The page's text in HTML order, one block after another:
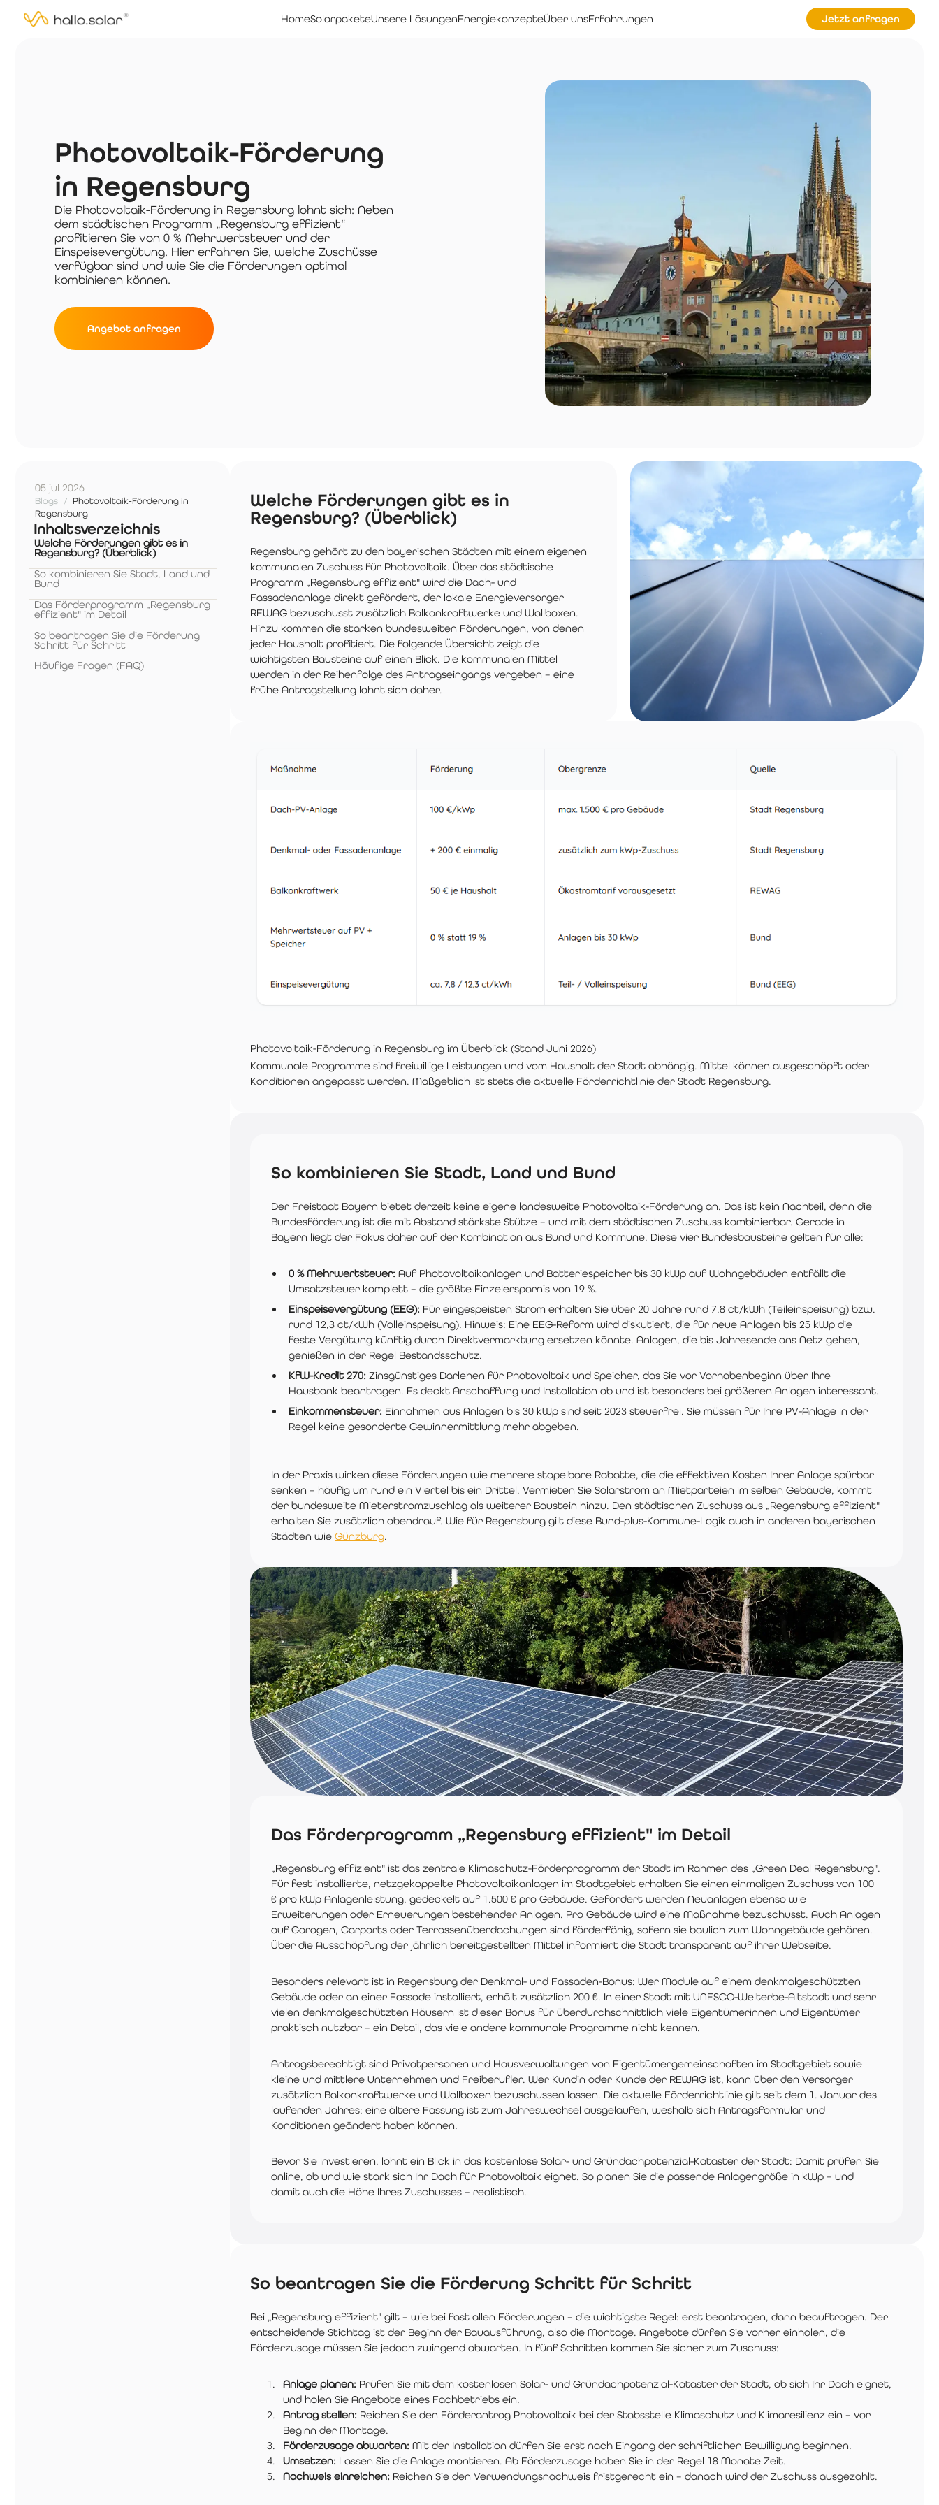
HomeSolarpaketeUnsere LösungenEnergiekonzepteÜber unsErfahrungen Jetzt anfragen
Photovoltaik-Förderung
in Regensburg
Die Photovoltaik-Förderung in Regensburg lohnt sich: Neben
dem städtischen Programm „Regensburg effizient“
profitieren Sie von 0 % Mehrwertsteuer und der
Einspeisevergütung. Hier erfahren Sie, welche Zuschüsse
verfügbar sind und wie Sie die Förderungen optimal
kombinieren können.
Angebot anfragen
05 jul 2026
Blogs / Photovoltaik-Förderung in
Regensburg
Inhaltsverzeichnis
Welche Förderungen gibt es in
Regensburg? (Überblick)
So kombinieren Sie Stadt, Land und
Bund
Das Förderprogramm „Regensburg
effizient" im Detail
So beantragen Sie die Förderung
Schritt für Schritt
Häufige Fragen (FAQ)
Welche Förderungen gibt es in
Regensburg? (Überblick)
Regensburg gehört zu den bayerischen Städten mit einem eigenen
kommunalen Zuschuss für Photovoltaik. Über das städtische
Programm „Regensburg effizient" wird die Dach- und
Fassadenanlage direkt gefördert, der lokale Energieversorger
REWAG bezuschusst zusätzlich Balkonkraftwerke und Wallboxen.
Hinzu kommen die starken bundesweiten Förderungen, von denen
jeder Haushalt profitiert. Die folgende Übersicht zeigt die
wichtigsten Bausteine auf einen Blick. Die kommunalen Mittel
werden in der Reihenfolge des Antragseingangs vergeben – eine
frühe Antragstellung lohnt sich daher.
Photovoltaik-Förderung in Regensburg im Überblick (Stand Juni 2026)
Kommunale Programme sind freiwillige Leistungen und vom Haushalt der Stadt abhängig. Mittel können ausgeschöpft oder
Konditionen angepasst werden. Maßgeblich ist stets die aktuelle Förderrichtlinie der Stadt Regensburg.
So kombinieren Sie Stadt, Land und Bund
Der Freistaat Bayern bietet derzeit keine eigene landesweite Photovoltaik-Förderung an. Das ist kein Nachteil, denn die
Bundesförderung ist die mit Abstand stärkste Stütze – und mit dem städtischen Zuschuss kombinierbar. Gerade in
Bayern liegt der Fokus daher auf der Kombination aus Bund und Kommune. Diese vier Bundesbausteine gelten für alle:
0 % Mehrwertsteuer: Auf Photovoltaikanlagen und Batteriespeicher bis 30 kWp auf Wohngebäuden entfällt die
Umsatzsteuer komplett – die größte Einzelersparnis von 19 %.
Einspeisevergütung (EEG): Für eingespeisten Strom erhalten Sie über 20 Jahre rund 7,8 ct/kWh (Teileinspeisung) bzw.
rund 12,3 ct/kWh (Volleinspeisung). Hinweis: Eine EEG-Reform wird diskutiert, die für neue Anlagen bis 25 kWp die
feste Vergütung künftig durch Direktvermarktung ersetzen könnte. Anlagen, die bis Jahresende ans Netz gehen,
genießen in der Regel Bestandsschutz.
KfW-Kredit 270: Zinsgünstiges Darlehen für Photovoltaik und Speicher, das Sie vor Vorhabenbeginn über Ihre
Hausbank beantragen. Es deckt Anschaffung und Installation ab und ist besonders bei größeren Anlagen interessant.
Einkommensteuer: Einnahmen aus Anlagen bis 30 kWp sind seit 2023 steuerfrei. Sie müssen für Ihre PV-Anlage in der
Regel keine gesonderte Gewinnermittlung mehr abgeben.
In der Praxis wirken diese Förderungen wie mehrere stapelbare Rabatte, die die effektiven Kosten Ihrer Anlage spürbar
senken – häufig um rund ein Viertel bis ein Drittel. Vermieten Sie Solarstrom an Mietparteien im selben Gebäude, kommt
der bundesweite Mieterstromzuschlag als weiterer Baustein hinzu. Den städtischen Zuschuss aus „Regensburg effizient"
erhalten Sie zusätzlich obendrauf. Wie für Regensburg gilt diese Bund-plus-Kommune-Logik auch in anderen bayerischen
Städten wieGünzburg.
Das Förderprogramm „Regensburg effizient" im Detail
„Regensburg effizient" ist das zentrale Klimaschutz-Förderprogramm der Stadt im Rahmen des „Green Deal Regensburg".
Für fest installierte, netzgekoppelte Photovoltaikanlagen im Stadtgebiet erhalten Sie einen einmaligen Zuschuss von 100
€ pro kWp Anlagenleistung, gedeckelt auf 1.500 € pro Gebäude. Gefördert werden Neuanlagen ebenso wie
Erweiterungen oder Erneuerungen bestehender Anlagen. Pro Gebäude wird eine Maßnahme bezuschusst. Auch Anlagen
auf Garagen, Carports oder Terrassenüberdachungen sind förderfähig, sofern sie baulich zum Wohngebäude gehören.
Über die Ausschöpfung der jährlich bereitgestellten Mittel informiert die Stadt transparent auf ihrer Webseite.
Besonders relevant ist in Regensburg der Denkmal- und Fassaden-Bonus: Wer Module auf einem denkmalgeschützten
Gebäude oder an einer Fassade installiert, erhält zusätzlich 200 €. In einer Stadt mit UNESCO-Welterbe-Altstadt und sehr
vielen denkmalgeschützten Häusern ist dieser Bonus für überdurchschnittlich viele Eigentümerinnen und Eigentümer
praktisch nutzbar – ein Detail, das viele andere kommunale Programme nicht kennen.
Antragsberechtigt sind Privatpersonen und Hausverwaltungen von Eigentümergemeinschaften im Stadtgebiet sowie
kleine und mittlere Unternehmen und Freiberufler. Wer Kundin oder Kunde der REWAG ist, kann über den Versorger
zusätzlich Balkonkraftwerke und Wallboxen bezuschussen lassen. Die aktuelle Förderrichtlinie gilt seit dem 1. Januar des
laufenden Jahres; eine ältere Fassung ist zum Jahreswechsel ausgelaufen, weshalb sich Antragsformular und
Konditionen geändert haben können.
Bevor Sie investieren, lohnt ein Blick in das kostenlose Solar- und Gründachpotenzial-Kataster der Stadt: Damit prüfen Sie
online, ob und wie stark sich Ihr Dach für Photovoltaik eignet. So planen Sie die passende Anlagengröße in kWp – und
damit auch die Höhe Ihres Zuschusses – realistisch.
So beantragen Sie die Förderung Schritt für Schritt
Bei „Regensburg effizient" gilt – wie bei fast allen Förderungen – die wichtigste Regel: erst beantragen, dann beauftragen. Der
entscheidende Stichtag ist der Beginn der Bauausführung, also die Montage. Angebote dürfen Sie vorher einholen, die
Förderzusage müssen Sie jedoch zwingend abwarten. In fünf Schritten kommen Sie sicher zum Zuschuss:
Anlage planen: Prüfen Sie mit dem kostenlosen Solar- und Gründachpotenzial-Kataster der Stadt, ob sich Ihr Dach eignet,
und holen Sie Angebote eines Fachbetriebs ein.
Antrag stellen: Reichen Sie den Förderantrag Photovoltaik bei der Stabsstelle Klimaschutz und Klimaresilienz ein – vor
Beginn der Montage.
Förderzusage abwarten: Mit der Installation dürfen Sie erst nach Eingang der schriftlichen Bewilligung beginnen.
Umsetzen: Lassen Sie die Anlage montieren. Ab Förderzusage haben Sie in der Regel 18 Monate Zeit.
Nachweis einreichen: Reichen Sie den Verwendungsnachweis fristgerecht ein – danach wird der Zuschuss ausgezahlt.